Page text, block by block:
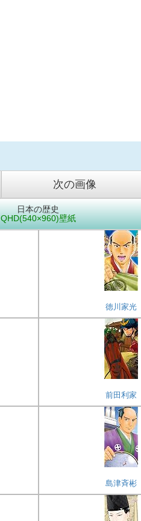
次の画像
日本の歴史
QHD(540×960)壁紙
徳川家光
前田利家
島津斉彬